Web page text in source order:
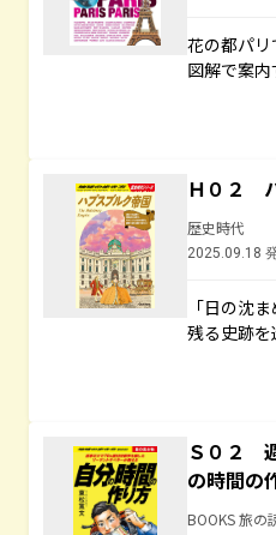
花の都パ
図解で案内
Ｈ０２
歴史時代
2025.09.18
「日の沈
残る史跡を
Ｓ０２
の時間の
BOOKS 旅の